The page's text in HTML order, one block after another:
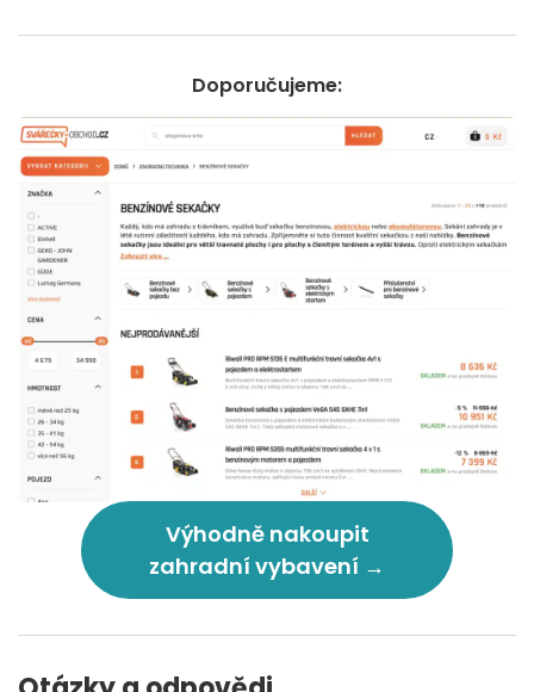
Doporučujeme:
Výhodně nakoupit
zahradní vybavení →